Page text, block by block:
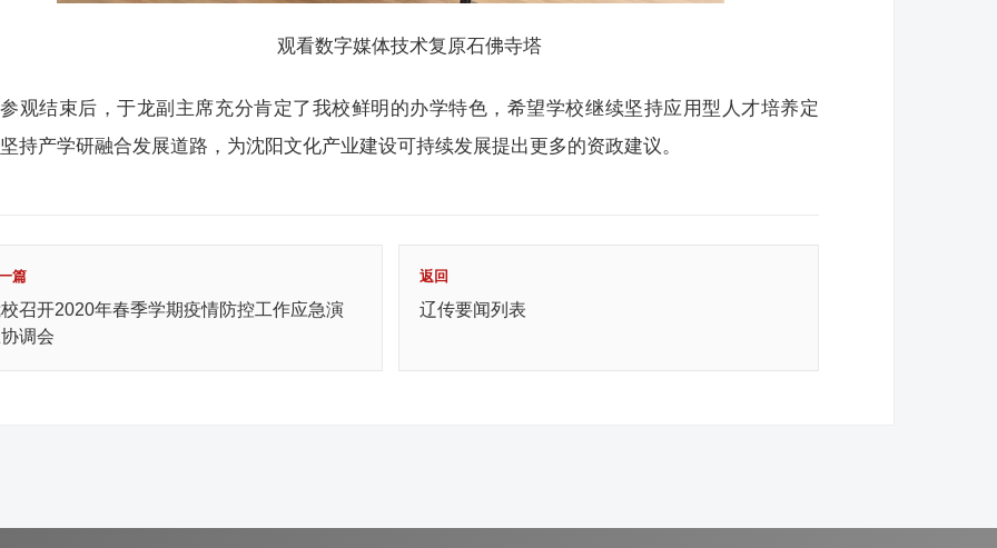
观看数字媒体技术复原石佛寺塔
参观结束后，于龙副主席充分肯定了我校鲜明的办学特色，希望学校继续坚持应用型人才培养定
持产学研融合发展道路，为沈阳文化产业建设可持续发展提出更多的资政建议。
篇
召开2020年春季学期疫情防控工作应急演
调会
返回
辽传要闻列表